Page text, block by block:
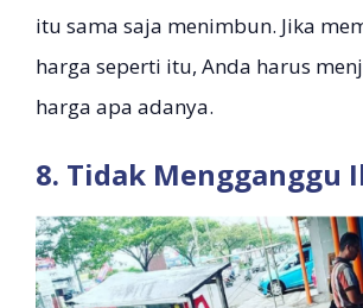
itu sama saja menimbun. Jika
harga seperti itu, Anda harus
harga apa adanya.
8. Tidak Mengganggu